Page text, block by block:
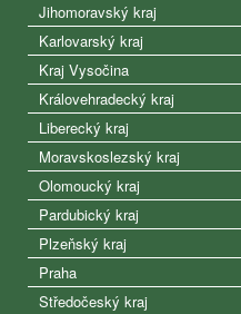
Jihomoravský kraj
Karlovarský kraj
Kraj Vysočina
Královehradecký kraj
Liberecký kraj
Moravskoslezský kraj
Olomoucký kraj
Pardubický kraj
Plzeňský kraj
Praha
Středočeský kraj